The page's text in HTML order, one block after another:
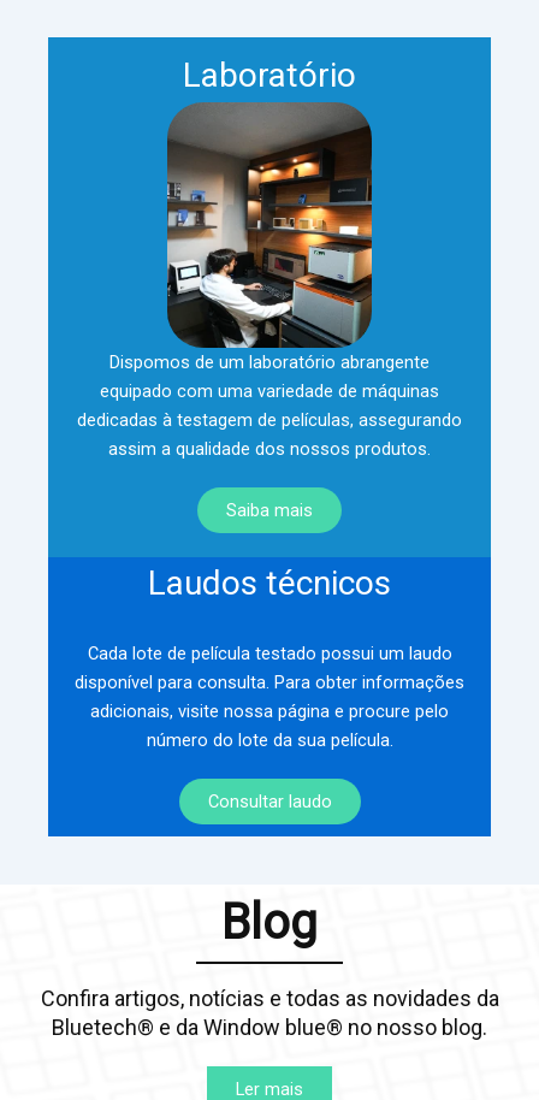
Laboratório
Dispomos de um laboratório abrangente
equipado com uma variedade de máquinas
dedicadas à testagem de películas, assegurando
assim a qualidade dos nossos produtos.
Saiba mais
Laudos técnicos
Cada lote de película testado possui um laudo
disponível para consulta. Para obter informações
adicionais, visite nossa página e procure pelo
número do lote da sua película.
Consultar laudo
Blog
Confira artigos, notícias e todas as novidades da
Bluetech® e da Window blue® no nosso blog.
Ler mais